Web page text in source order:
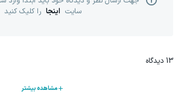
سایت اینجا را کلیک کنید
13 دیدگاه
مشاهده بیشتر